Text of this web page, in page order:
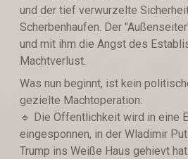
und der tief verwurzelte
Scherbenhaufen. Der
und mit ihm die Angst des
Machtverlust.
Was nun beginnt, ist kein
gezielte Machtoperation:
🔹️ Die Öffentlichkeit wird in eine
eingesponnen, in der Wladimir
Trump ins Weiße Haus gehievt hat.